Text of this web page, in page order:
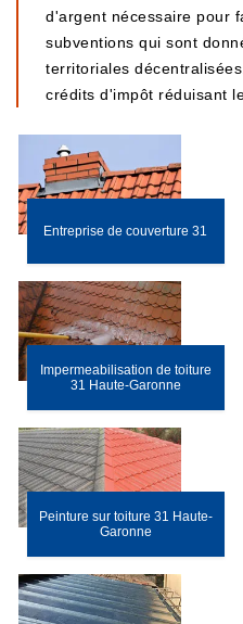
d'argent nécessaire pour
subventions qui sont
territoriales
crédits d'impôt réduisant
Entreprise de couverture 31
Impermeabilisation de toiture
31 Haute-Garonne
Peinture sur toiture 31 Haute-
Garonne